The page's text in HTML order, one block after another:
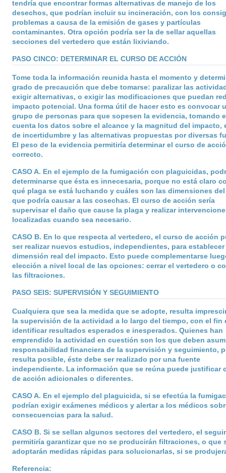
tendría que encontrar formas alternativas de manejo de los
desechos, que podrían incluir su incineración, con los
problemas a causa de la emisión de gases y partículas
contaminantes. Otra opción podría ser la de sellar aquellas
secciones del vertedero que están lixiviando.
PASO CINCO: DETERMINAR EL CURSO DE ACCIÓN
Tome toda la información reunida hasta el momento y
grado de precaución que debe tomarse: paralizar las
exigir alternativas, o exigir las modificaciones que puedan
impacto potencial. Una forma útil de hacer esto es convocar
grupo de personas para que sopesen la evidencia, tomando
cuenta los datos sobre el alcance y la magnitud del impacto,
de incertidumbre y las alternativas propuestas por diversas
El peso de la evidencia permitiría determinar el curso de
correcto.
CASO A. En el ejemplo de la fumigación con plaguicidas,
determinarse que ésta es innecesaria, porque no está claro
qué plaga se está luchando y cuáles son las dimensiones
que podría causar a las cosechas. El curso de acción sería
supervisar el daño que cause la plaga y realizar
localizadas cuando sea necesario.
CASO B. En lo que respecta al vertedero, el curso de acción
ser realizar nuevos estudios, independientes, para establecer
dimensión real del impacto. Esto puede complementarse
elección a nivel local de las opciones: cerrar el vertedero o
las filtraciones.
PASO SEIS: SUPERVISIÓN Y SEGUIMIENTO
Cualquiera que sea la medida que se adopte, resulta
la supervisión de la actividad a lo largo del tiempo, con el fin
identificar resultados esperados e inesperados. Quienes han
emprendido la actividad en cuestión son los que deben
responsabilidad financiera de la supervisión y seguimiento,
resulta posible, éste debe ser realizado por una fuente
independiente. La información que se reúna puede justificar
de acción adicionales o diferentes.
CASO A. En el ejemplo del plaguicida, si se efectúa la
podrían exigir exámenes médicos y alertar a los médicos
consecuencias para la salud.
CASO B. Si se sellan algunos sectores del vertedero, el
permitiría garantizar que no se producirán filtraciones, o que
adoptarán medidas rápidas para solucionarlas, si se
Referencia: